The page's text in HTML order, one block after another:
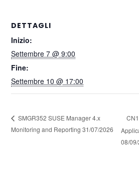
DETTAGLI
Inizio:
Settembre 7 @ 9:00
Fine:
Settembre 10 @ 17:00
SMGR352 SUSE Manager 4.x
Monitoring and Reporting 31/07/2026
08/